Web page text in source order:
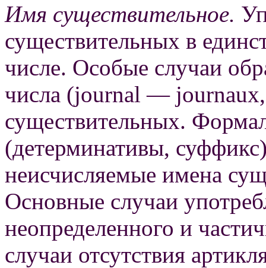
Имя существительное.
существительных в
числе. Особые случаи
числа (journal —
существительных.
(детерминативы,
неисчисляемые имена
Основные случаи
неопределенного и
случаи отсутствия